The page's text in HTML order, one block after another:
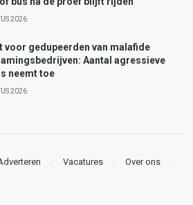
2026
voor gedupeerden van malafide
Aantal agressieve
neemt toe
2026
Vacatures
Over ons